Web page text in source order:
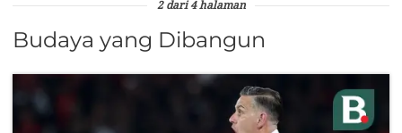
2 dari 4 halaman
Budaya yang Dibangun